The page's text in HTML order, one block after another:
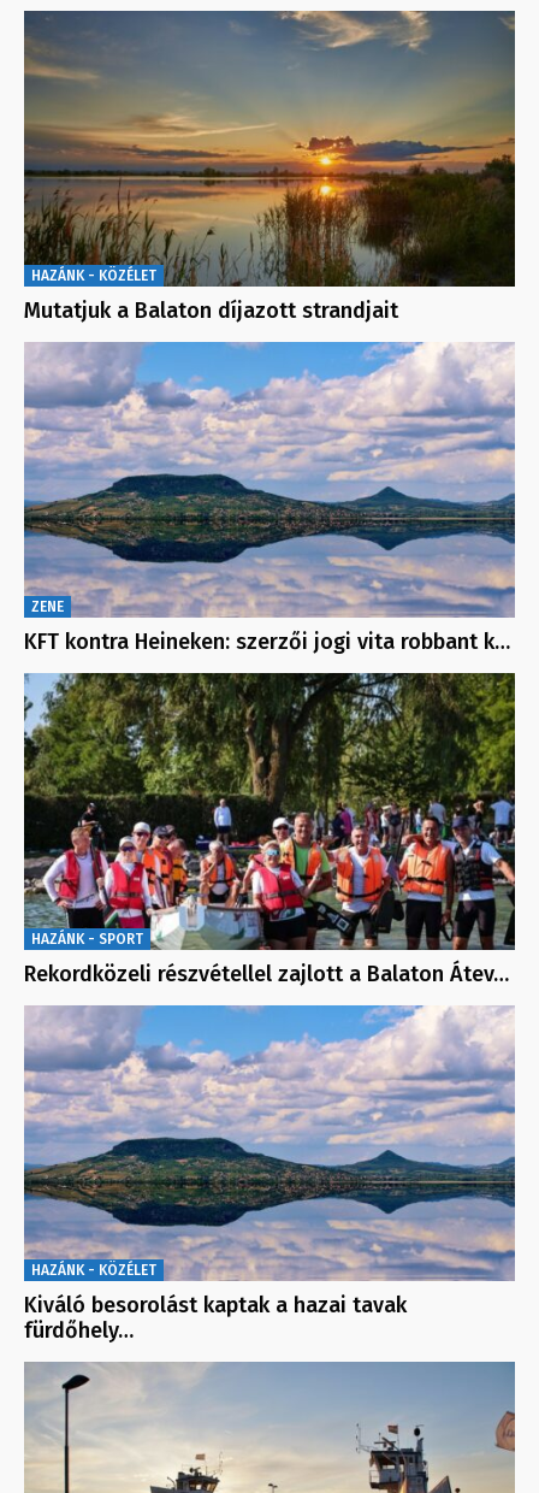
HAZÁNK - KÖZÉLET
Mutatjuk a Balaton díjazott strandjait
ZENE
KFT kontra Heineken: szerzői jogi vita robbant k…
HAZÁNK - SPORT
Rekordközeli részvétellel zajlott a Balaton Átev…
HAZÁNK - KÖZÉLET
Kiváló besorolást kaptak a hazai tavak
fürdőhely…